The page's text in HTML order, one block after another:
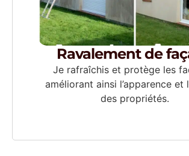
Ravalement de
Je rafraîchis et protège les
améliorant ainsi l’apparence et
des propriétés.